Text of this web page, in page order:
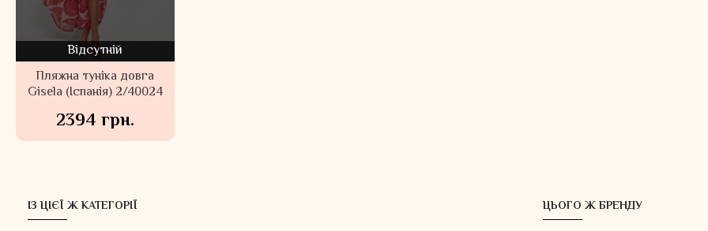
Відсутній
Пляжна туніка довга
Gisela (Іспанія) 2/40024
2394 грн.
ІЗ ЦІЄЇ Ж КАТЕГОРІЇ ЦЬОГО Ж БРЕНДУ